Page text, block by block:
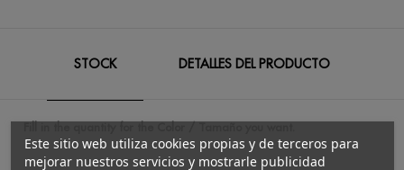
STOCK DETALLES DEL PRODUCTO
Este sitio web utiliza cookies propias y de terceros para
mejorar nuestros servicios y mostrarle publicidad